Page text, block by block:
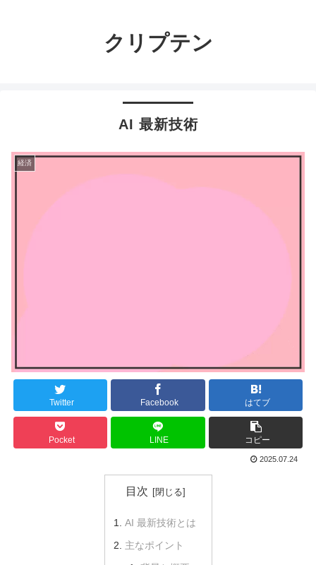
クリプテン
AI 最新技術
経済
Twitter Facebook はてブ
Pocket LINE コピー
2025.07.24
目次
AI 最新技術とは
主なポイント